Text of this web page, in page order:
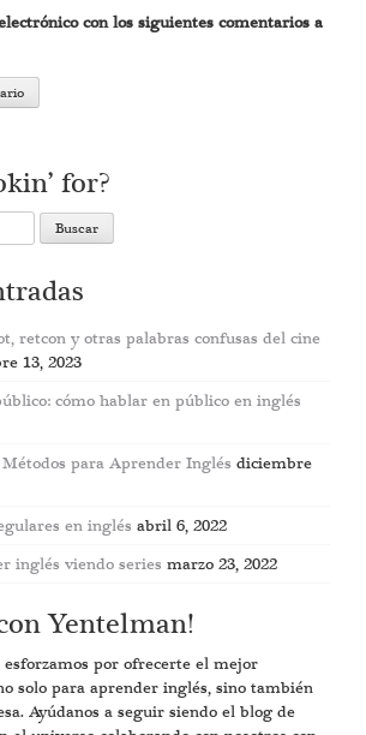
con los siguientes comentarios a
for?
retcon y otras palabras confusas del cine
13, 2023
cómo hablar en público en inglés
para Aprender Inglés diciembre
en inglés abril 6, 2022
inglés viendo series marzo 23, 2022
Yentelman!
por ofrecerte el mejor
solo para aprender inglés, sino también
Ayúdanos a seguir siendo el blog de